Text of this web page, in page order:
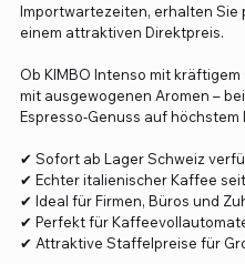
Importwartezeiten, erhalten
einem attraktiven Direktpreis.
Ob KIMBO Intenso mit
mit ausgewogenen Aromen –
Espresso-Genuss auf höchstem
✔ Sofort ab Lager Schweiz
✔ Echter italienischer Kaffee
✔ Ideal für Firmen, Büros und
✔ Perfekt für
✔ Attraktive Staffelpreise für